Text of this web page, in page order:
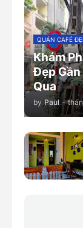
QUÁN CAFÉ
Khám
Đẹp
Qua
by Paul -